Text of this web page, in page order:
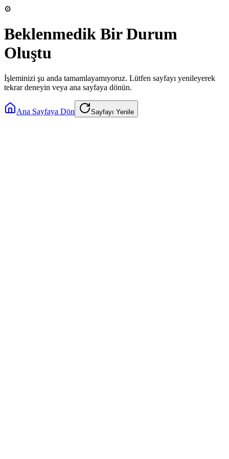
⚙️
Beklenmedik Bir Durum
Oluştu
İşleminizi şu anda tamamlayamıyoruz. Lütfen sayfayı yenileyerek
tekrar deneyin veya ana sayfaya dönün.
Ana Sayfaya Dön Sayfayı Yenile